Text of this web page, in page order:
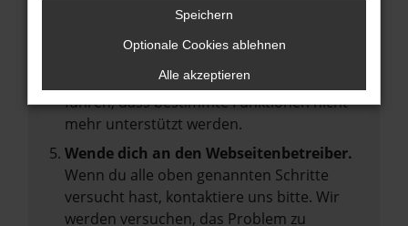
Betriebssystem auf dem neuesten Stand
Veraltete Software birgt nicht nur ein
Sicherheitsrisiko, sondern kann auch dazu
führen, dass bestimmte Funktionen nicht
mehr unterstützt werden.
Wende dich an den Webseitenbetreiber.
Wenn du alle oben genannten Schritte
versucht hast, kontaktiere uns bitte. Wir
werden versuchen, das Problem zu
Speichern
Optionale Cookies ablehnen
Alle akzeptieren